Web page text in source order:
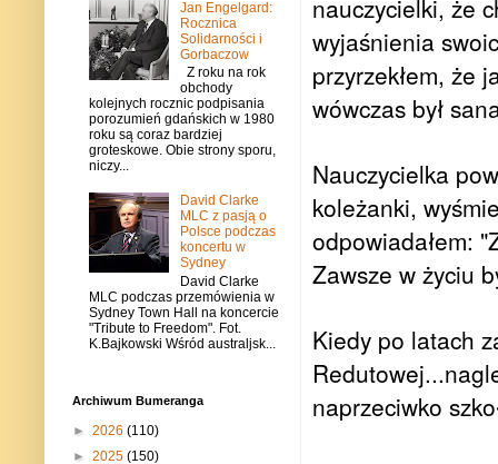
nauczycielki, że
wyjaśnienia
przyrzekłem, że
wówczas był
Nauczycielka
koleżanki,
odpowiadałem:
Zawsze w życiu
Kiedy po latach
naprzeciwko
Jan Engelgard:
Rocznica
Solidarności i
Gorbaczow
Z roku na rok
obchody
kolejnych rocznic podpisania
porozumień gdańskich w 1980
roku są coraz bardziej
groteskowe. Obie strony sporu,
niczy...
David Clarke
MLC z pasją o
Polsce podczas
koncertu w
Sydney
David Clarke
MLC podczas przemówienia w
Sydney Town Hall na koncercie
"Tribute to Freedom". Fot.
K.Bajkowski Wśród australjsk...
Archiwum Bumeranga
► 2026 (110)
► 2025 (150)